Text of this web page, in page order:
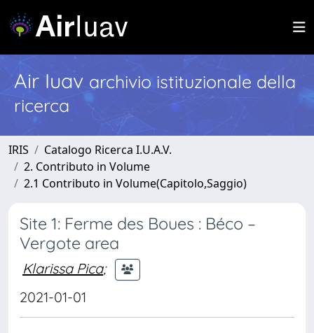
Air Iuav archivio istituzionale della
ricerca
IRIS
Catalogo Ricerca I.U.A.V.
2. Contributo in Volume
2.1 Contributo in Volume(Capitolo,Saggio)
Site 1: Ferme des Boues : Béco –
Vergote area
Klarissa Pica;
2021-01-01